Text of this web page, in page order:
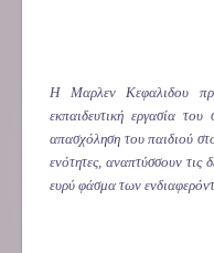
H Mαρλεν Κεφαλιδου
εκπαιδευτική εργασία
απασχόληση του παιδιού
ενότητες, αναπτύσσουν τις
ευρύ φάσμα των